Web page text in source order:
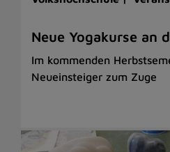
Neue Yogakurse an
Im kommenden
Neueinsteiger zum Zuge